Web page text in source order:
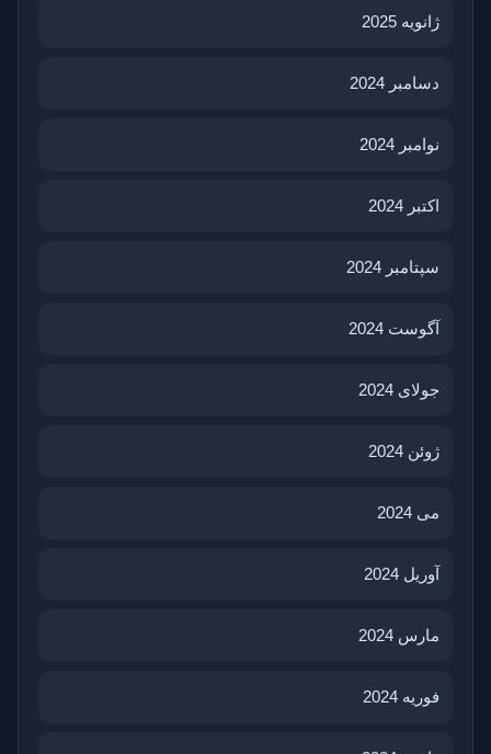
ژانویه 2025
دسامبر 2024
نوامبر 2024
اکتبر 2024
سپتامبر 2024
آگوست 2024
جولای 2024
ژوئن 2024
می 2024
آوریل 2024
مارس 2024
فوریه 2024